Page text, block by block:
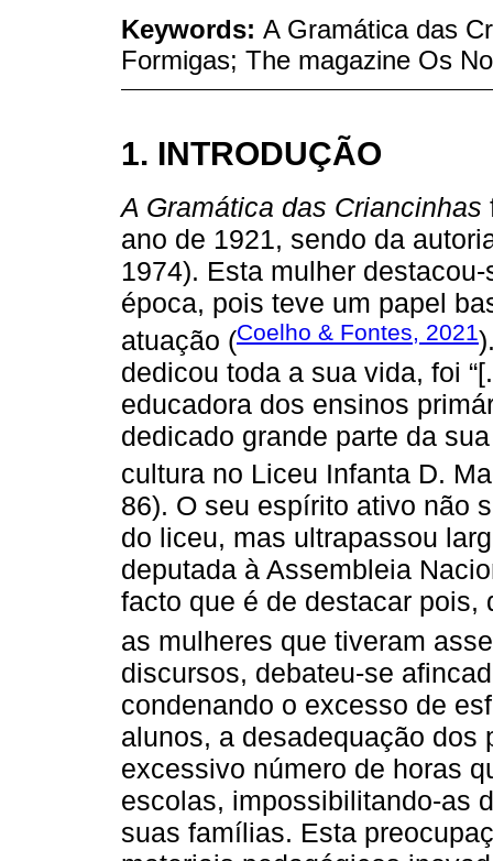
Keywords: A Gramática das
Formigas; The magazine Os
1. INTRODUÇÃO
A Gramática das Criancinhas
ano de 1921, sendo da
1974). Esta mulher
época, pois teve um papel
atuação (Coelho & Fontes, 2021
dedicou toda a sua vida, foi
educadora dos ensinos
dedicado grande parte da
cultura no Liceu Infanta D.
86). O seu espírito ativo não
do liceu, mas ultrapassou
deputada à Assembleia
facto que é de destacar pois,
as mulheres que tiveram
discursos, debateu-se
condenando o excesso de
alunos, a desadequação dos
excessivo número de horas
escolas, impossibilitando-as
suas famílias. Esta